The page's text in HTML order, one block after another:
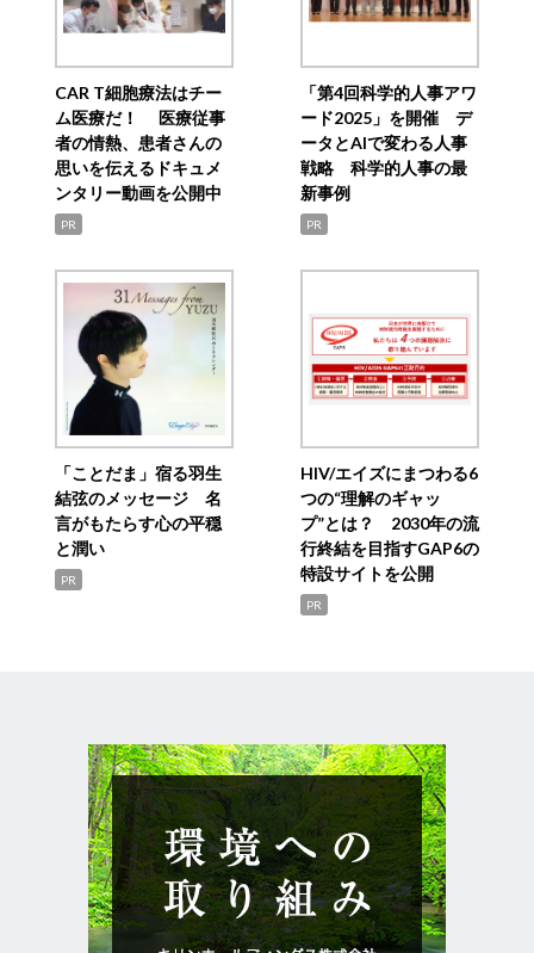
CAR T細胞療法はチー
ム医療だ！ 医療従事
者の情熱、患者さんの
思いを伝えるドキュメ
ンタリー動画を公開中
PR
「第4回科学的人事アワ
ード2025」を開催 デ
ータとAIで変わる人事
戦略 科学的人事の最
新事例
PR
「ことだま」宿る羽生
結弦のメッセージ 名
言がもたらす心の平穏
と潤い
PR
HIV/エイズにまつわる6
つの“理解のギャッ
プ”とは？ 2030年の流
行終結を目指すGAP6の
特設サイトを公開
PR